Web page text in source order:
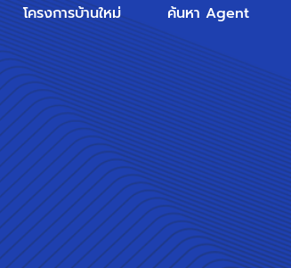
โครงการบ้านใหม่ ค้นหา Agent